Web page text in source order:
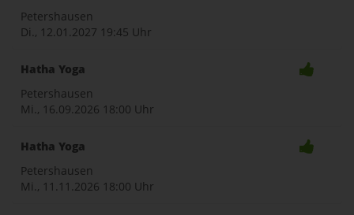
Petershausen
Di., 12.01.2027 19:45 Uhr
Hatha Yoga
Petershausen
Mi., 16.09.2026 18:00 Uhr
Hatha Yoga
Petershausen
Mi., 11.11.2026 18:00 Uhr